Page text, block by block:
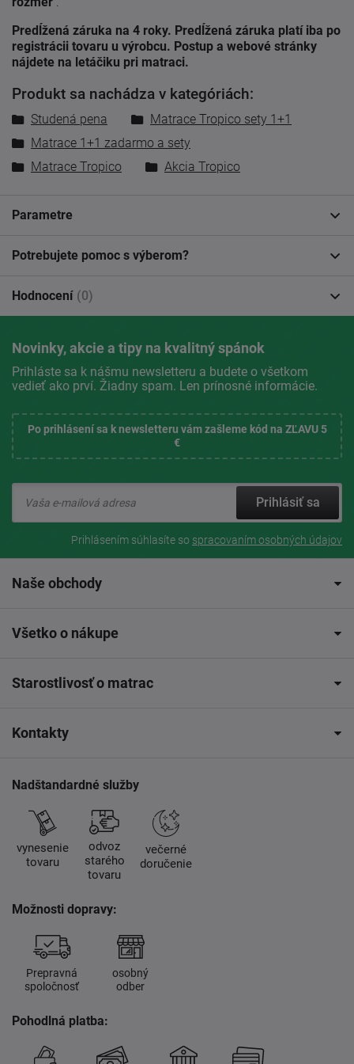
Predĺžená záruka na 4 roky. Predĺžená záruka platí iba po
registrácii tovaru u výrobcu. Postup a webové stránky
nájdete na letáčiku pri matraci.
Produkt sa nachádza v kategóriách:
Studená pena
Matrace Tropico sety 1+1
Matrace 1+1 zadarmo a sety
Matrace Tropico
Akcia Tropico
Parametre
Potrebujete pomoc s výberom?
Hodnocení (0)
Novinky, akcie a tipy na kvalitný spánok
Prihláste sa k nášmu newsletteru a budete o všetkom
vedieť ako prví. Žiadny spam. Len prínosné informácie.
Po prihlásení sa k newsletteru vám zašleme kód na ZĽAVU 5
€
Prihlásiť sa
Prihlásením súhlasíte so spracovaním osobných údajov
Naše obchody
Všetko o nákupe
Starostlivosť o matrac
Kontakty
Nadštandardné služby
vynesenie
tovaru
odvoz
starého
tovaru
večerné
doručenie
Možnosti dopravy:
Prepravná
spoločnosť
osobný
odber
Pohodlná platba: